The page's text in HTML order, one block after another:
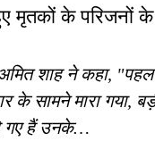
मृतकों के परिजनों के
शाह ने कहा,
के सामने मारा गया,
गए हैं उनके…